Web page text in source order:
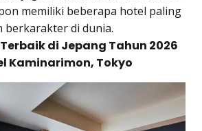
memiliki beberapa hotel paling
berkarakter di dunia.
di Jepang Tahun 2026
Kaminarimon, Tokyo